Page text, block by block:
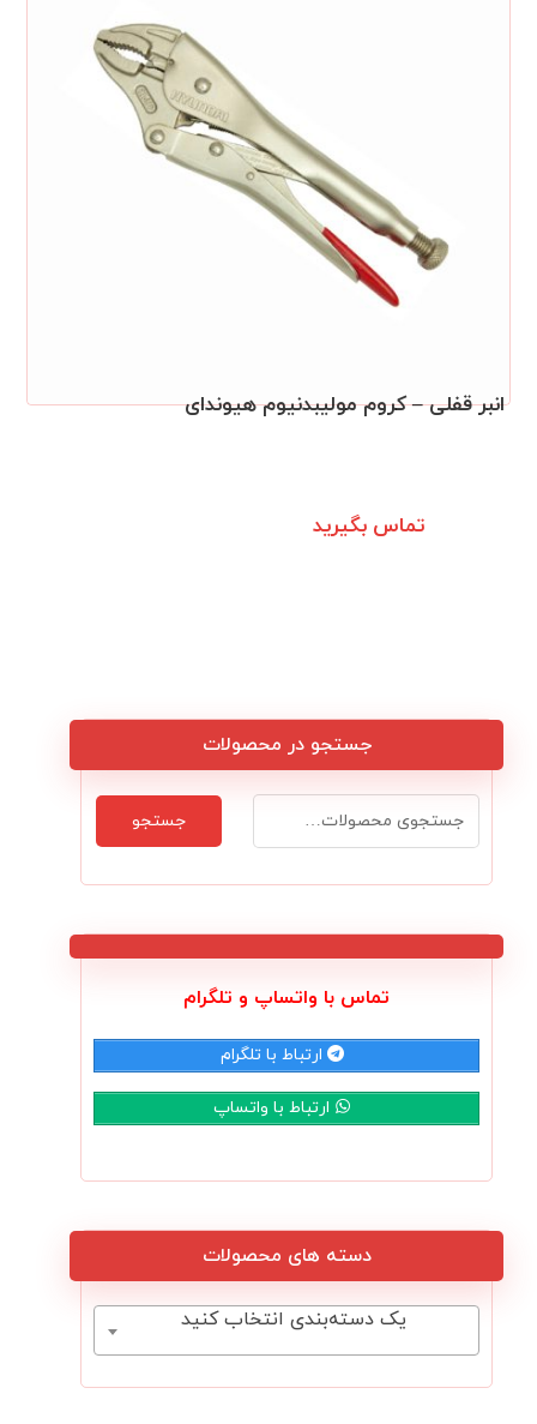
انبر قفلی – کروم مولیبدنیوم هیوندای
تماس بگیرید
جستجو در محصولات
جستجو
تماس با واتساپ و تلگرام
ارتباط با تلگرام
ارتباط با واتساپ
دسته های محصولات
یک دسته‌بندی انتخاب کنید